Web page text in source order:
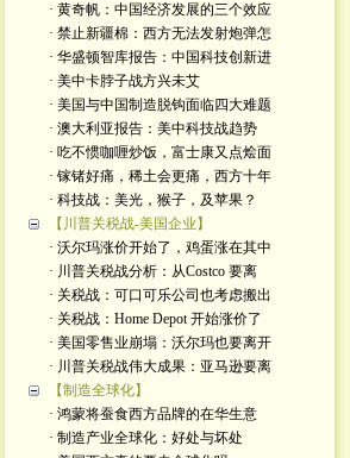
· 黄奇帆：中国经济发展的三个效应
· 禁止新疆棉：西方无法发射炮弹怎
· 华盛顿智库报告：中国科技创新进
· 美中卡脖子战方兴未艾
· 美国与中国制造脱钩面临四大难题
· 澳大利亚报告：美中科技战趋势
· 吃不惯咖喱炒饭，富士康又点烩面
· 镓锗好痛，稀土会更痛，西方十年
· 科技战：美光，猴子，及苹果？
【川普关税战-美国企业】
· 沃尔玛涨价开始了，鸡蛋涨在其中
· 川普关税战分析：从Costco 要离
· 关税战：可口可乐公司也考虑搬出
· 关税战：Home Depot 开始涨价了
· 美国零售业崩塌：沃尔玛也要离开
· 川普关税战伟大成果：亚马逊要离
【制造全球化】
· 鸿蒙将蚕食西方品牌的在华生意
· 制造产业全球化：好处与坏处